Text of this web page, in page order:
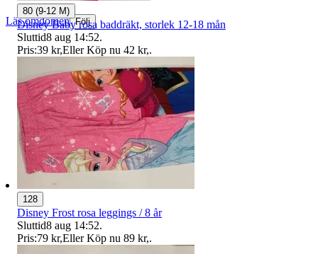
Läs omdömen Följ
80 (9-12 M)
Disney Baby rosa baddräkt, storlek 12-18 mån
Sluttid8 aug 14:52.
Pris:39 kr,Eller Köp nu 42 kr,.
128
Disney Frost rosa leggings / 8 år
Sluttid8 aug 14:52.
Pris:79 kr,Eller Köp nu 89 kr,.